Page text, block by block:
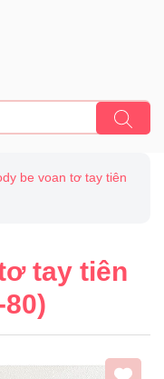
be voan tơ tay tiên
tay tiên